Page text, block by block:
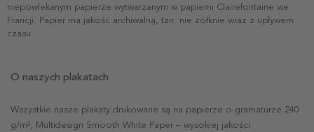
niepowlekanym papierze wytwarzanym w papierni Clairefontaine we
Francji. Papier ma jakość archiwalną, tzn. nie żółknie wraz z upływem
czasu.
O naszych plakatach
Wszystkie nasze plakaty drukowane są na papierze o gramaturze 240
g/m², Multidesign Smooth White Paper – wysokiej jakości